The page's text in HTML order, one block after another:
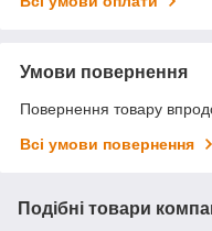
Умови повернення
Повернення товару
Всі умови повернення
Подібні товари